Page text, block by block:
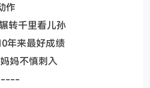
作
转千里看儿孙
年来最好成绩
妈不慎刺入
----